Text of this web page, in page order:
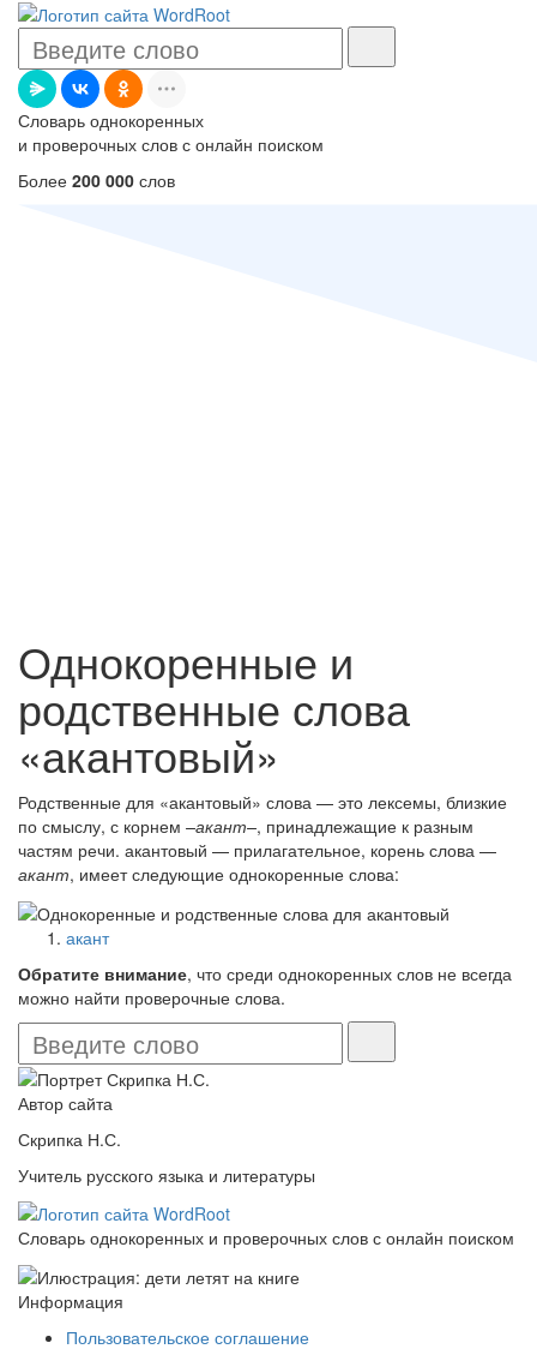
Словарь однокоренных
и проверочных слов с онлайн поиском
Более 200 000 слов
Однокоренные и
родственные слова
«акантовый»
Родственные для «акантовый» слова — это лексемы, близкие
по смыслу, с корнем –акант–, принадлежащие к разным
частям речи. акантовый — прилагательное, корень слова —
акант, имеет следующие однокоренные слова:
акант
Обратите внимание, что среди однокоренных слов не всегда
можно найти проверочные слова.
Автор сайта
Скрипка Н.С.
Учитель русского языка и литературы
Словарь однокоренных и проверочных слов с онлайн поиском
Информация
Пользовательское соглашение